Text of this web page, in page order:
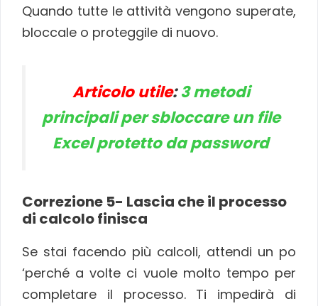
Quando tutte le attività vengono superate,
bloccale o proteggile di nuovo.
Articolo utile:3 metodi
principali per sbloccare un file
Excel protetto da password
Correzione 5- Lascia che il processo
di calcolo finisca
Se stai facendo più calcoli, attendi un po
‘perché a volte ci vuole molto tempo per
completare il processo. Ti impedirà di